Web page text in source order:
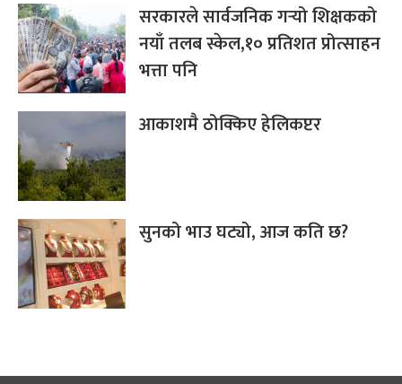
सरकारले सार्वजनिक गर्‍यो शिक्षकको
नयाँ तलब स्केल,१० प्रतिशत प्रोत्साहन
भत्ता पनि
आकाशमै ठोक्किए हेलिकप्टर
सुनको भाउ घट्यो, आज कति छ?